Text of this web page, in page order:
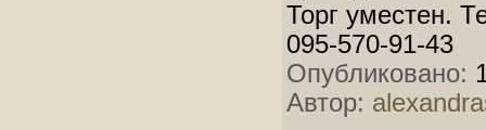
Торг уместен.
095-570-91-43
Опубликовано:
Автор: